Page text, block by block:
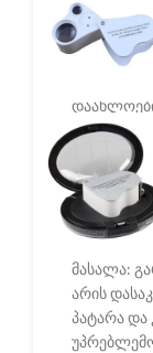
₾30.00₾
კარგად
რაც
შიგთავსის
გადიდება:
მასალა:
არის
პატარა